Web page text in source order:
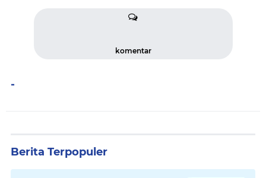
komentar
-
Berita Terpopuler